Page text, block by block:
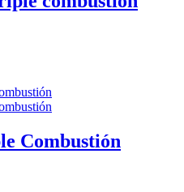
Combustión